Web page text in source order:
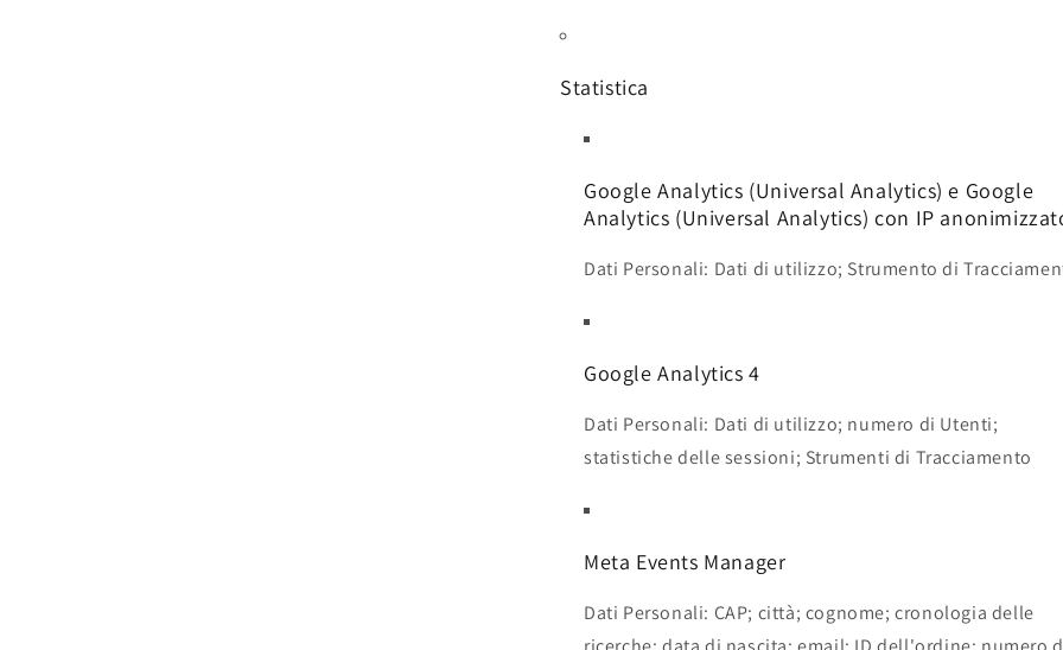
Statistica
Google Analytics (Universal Analytics) e Google
Analytics (Universal Analytics) con IP
Dati Personali: Dati di utilizzo; Strumento di
Google Analytics 4
Dati Personali: Dati di utilizzo; numero di Utenti;
statistiche delle sessioni; Strumenti di Tracciamento
Meta Events Manager
Dati Personali: CAP; città; cognome; cronologia delle